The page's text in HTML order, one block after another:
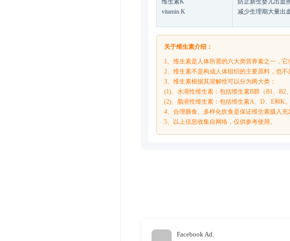
维生素K
vitamin K
防止新生婴儿出血
减少生理期大量出
关于维生素介绍：
1、维生素是人体所需的六大类营养素之一，
2、维生素不是构成人体组织的主要原料，也
3、维生素根据其溶解性可以分为两大类：
(1)、水溶性维生素：包括维生素B群（B1、B2
(2)、脂溶性维生素：包括维生素A、D、E和K。
4、合理膳食、多样化饮食是保证维生素摄入充
5、以上信息收集自网络，仅供参考使用。
Facebook Ad.